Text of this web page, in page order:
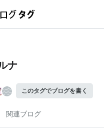
ナ
このタグでブログを書く
関連ブログ